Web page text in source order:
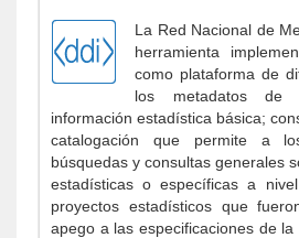
La Red Nacional de
herramienta
como plataforma de
los metadatos de
información estadística básica;
catalogación que permite a
búsquedas y consultas generales
estadísticas o específicas a
proyectos estadísticos que
apego a las especificaciones de